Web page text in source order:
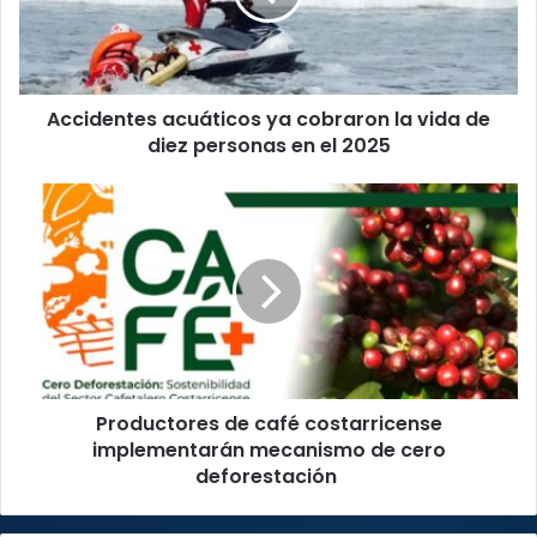
vida
diez
personas
Accidentes acuáticos ya cobraron la vida de
diez personas en el 2025
Productores
café
costarricense
implementarán
mecanismo
deforestación
Productores de café costarricense
implementarán mecanismo de cero
deforestación